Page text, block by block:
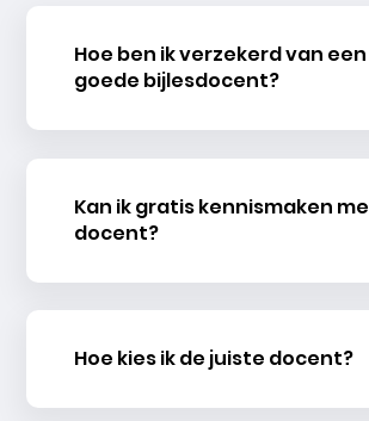
Hoe ben ik verzekerd van een
goede bijlesdocent?
Kan ik gratis kennismaken
docent?
Hoe kies ik de juiste docent?